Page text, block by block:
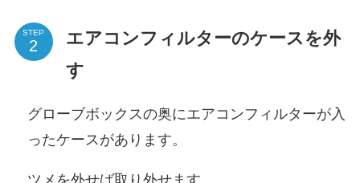
STEP
エアコンフィルターのケースを外
す
グローブボックスの奥にエアコンフィルターが入
ったケースがあります。
ツメを外せば取り外せます。